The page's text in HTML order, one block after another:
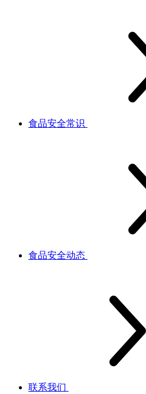
食品安全常识
食品安全动态
联系我们